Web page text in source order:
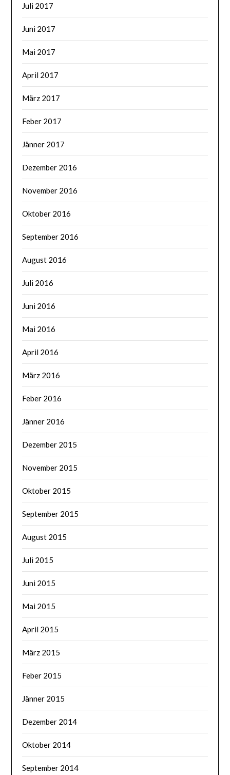
Juli 2017
Juni 2017
Mai 2017
April 2017
März 2017
Feber 2017
Jänner 2017
Dezember 2016
November 2016
Oktober 2016
September 2016
August 2016
Juli 2016
Juni 2016
Mai 2016
April 2016
März 2016
Feber 2016
Jänner 2016
Dezember 2015
November 2015
Oktober 2015
September 2015
August 2015
Juli 2015
Juni 2015
Mai 2015
April 2015
März 2015
Feber 2015
Jänner 2015
Dezember 2014
Oktober 2014
September 2014